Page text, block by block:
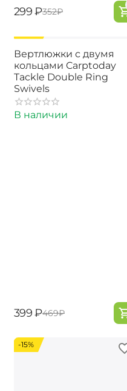
‍299‍ ₽‍352‍₽
Вертлюжки с двумя
кольцами Carptoday
Tackle Double Ring
Swivels
В наличии
‍399‍ ₽‍469‍₽
-15%